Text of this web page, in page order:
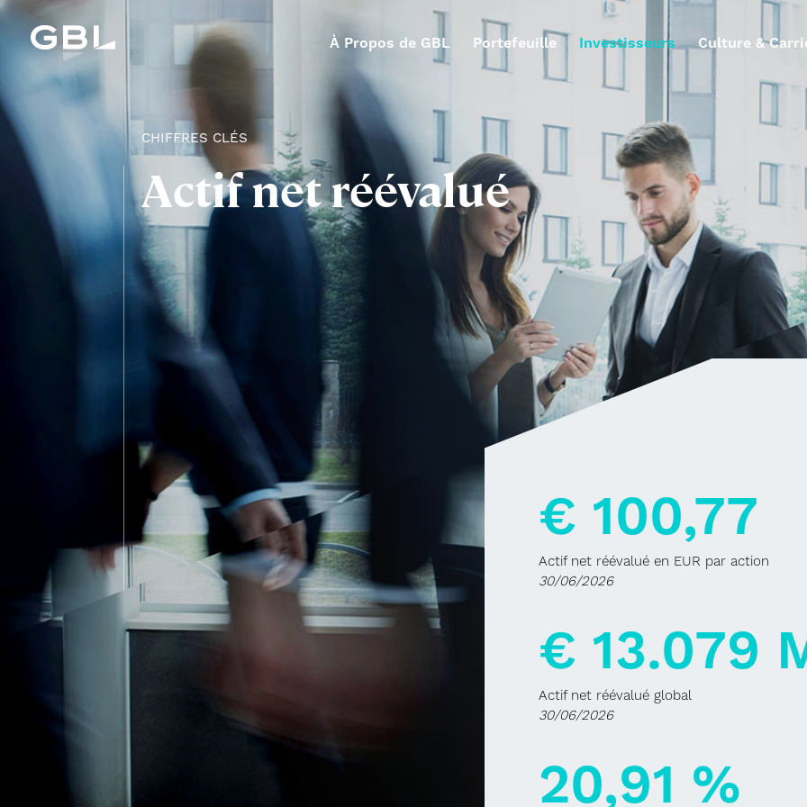
À Propos de GBL Portefeuille Investisseurs Culture &
CHIFFRES CLÉS
Actif net réévalué
Actif net réévalué en EUR par action
30/06/2026
€ 100,77
Actif net réévalué global
30/06/2026
€ 13.079
20,91 %